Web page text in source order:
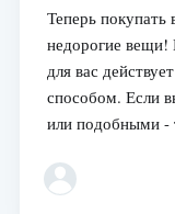
Теперь
недорогие вещи!
для вас
способом. Если
или подобными -